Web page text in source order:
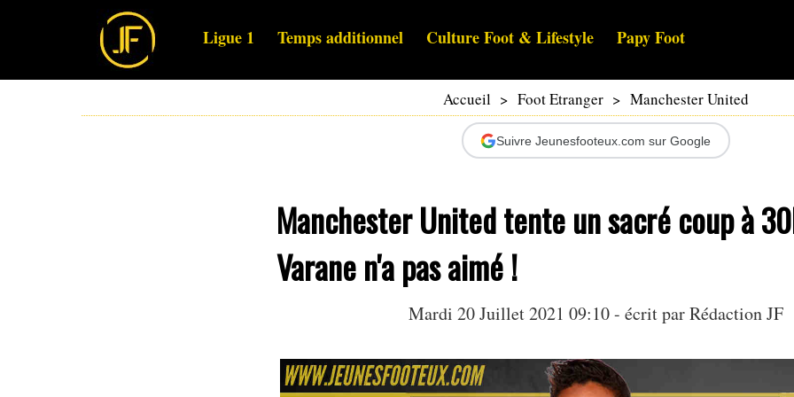
Ligue 1 Temps additionnel Culture Foot & Lifestyle Papy Foot
Accueil > Foot Etranger > Manchester United
Suivre Jeunesfooteux.com sur Google
Manchester United tente un sacré coup à
Varane n'a pas aimé !
Mardi 20 Juillet 2021 09:10 - écrit par Rédaction JF